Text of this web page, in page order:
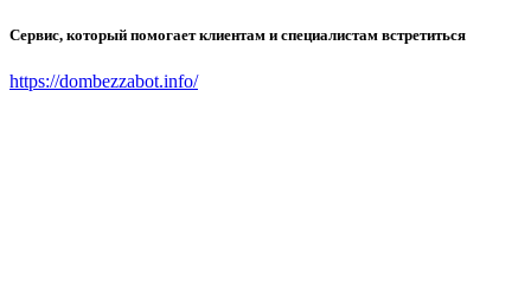
Сервис, который помогает клиентам и специалистам встретиться
https://dombezzabot.info/